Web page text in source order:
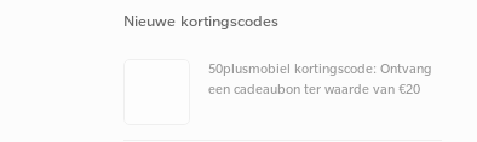
Nieuwe kortingscodes
50plusmobiel kortingscode: Ontvang
een cadeaubon ter waarde van €20